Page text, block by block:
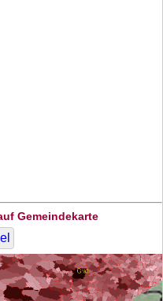
Gemeindekarte